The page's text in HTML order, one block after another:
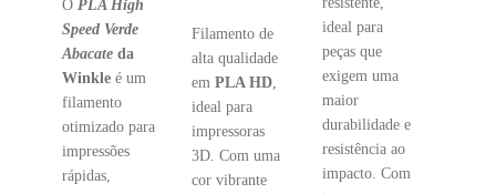
through
14.60€
O PLA High
Speed Verde
Abacate da
Winkle é um
filamento
otimizado para
impressões
rápidas,
14.60€
Filamento de
alta qualidade
emPLA HD,
ideal para
impressoras
3D. Com uma
cor vibrante
ideal para
peças que
exigem uma
maior
durabilidade e
resistência ao
impacto. Com